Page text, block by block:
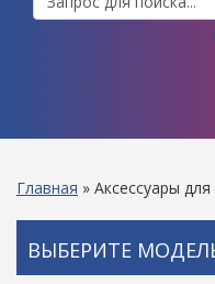
Главная » Аксессуары
ВЫБЕРИТЕ